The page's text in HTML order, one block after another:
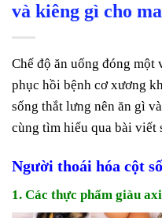
và kiêng gì cho
Chế độ ăn uống đóng
phục hồi bệnh cơ xương
sống thắt lưng nên ăn gì
cùng tìm hiểu qua bài viết
Người thoái hóa cột
1. Các thực phẩm giàu